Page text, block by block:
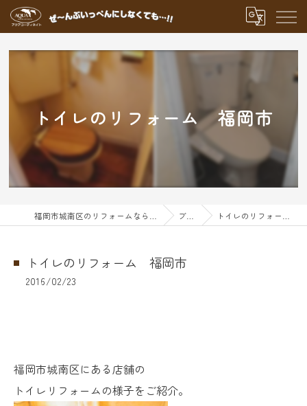
トイレのリフォーム 福岡市
ブログ トイレのリフォーム 福岡市
トイレのリフォーム 福岡市
2016/02/23
福岡市城南区にある店舗の
トイレリフォームの様子をご紹介。